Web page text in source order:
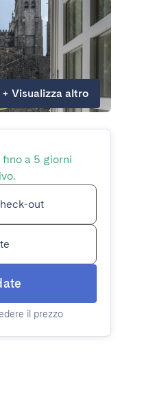
+ Visualizza altro
a 5 giorni
out
il prezzo